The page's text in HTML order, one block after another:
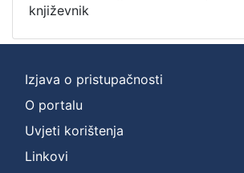
književnik
Izjava o pristupačnosti
O portalu
Uvjeti korištenja
Linkovi